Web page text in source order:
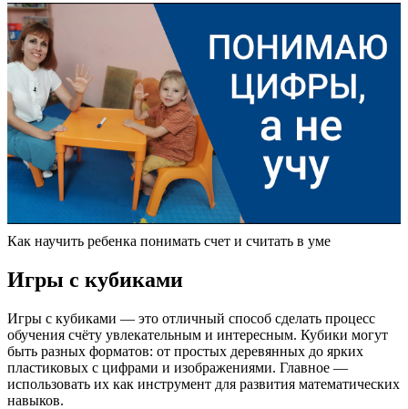
Как научить ребенка понимать счет и считать в уме
Игры с кубиками
Игры с кубиками — это отличный способ сделать процесс
обучения счёту увлекательным и интересным. Кубики могут
быть разных форматов: от простых деревянных до ярких
пластиковых с цифрами и изображениями. Главное —
использовать их как инструмент для развития математических
навыков.